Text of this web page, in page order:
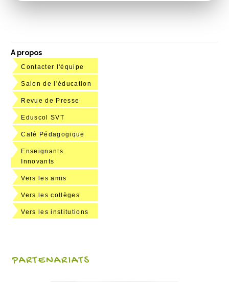
A propos
Contacter l'équipe
Salon de l'éducation
Revue de Presse
Eduscol SVT
Café Pédagogique
Enseignants
Innovants
Vers les amis
Vers les collèges
Vers les institutions
PARTENARIATS